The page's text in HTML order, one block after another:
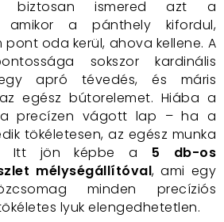
biztosan ismered azt a
amikor a pánthely kifordul,
pont oda kerül, ahova kellene. A
sokszor kardinális
apró tévedés, és máris
egész bútorelemet. Hiába a
precízen vágott lap – ha a
tökéletesen, az egész munka
Itt jön képbe a 5 db-os
mélységállítóval, ami egy
minden precíziós
lyuk elengedhetetlen.